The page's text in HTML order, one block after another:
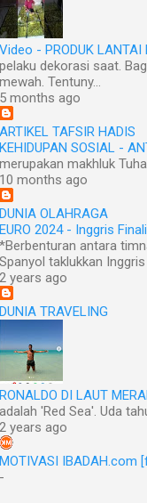
Video - PRODUK LANTAI
pelaku dekorasi saat.
mewah. Tentuny...
5 months ago
ARTIKEL TAFSIR HADIS
KEHIDUPAN SOSIAL -
merupakan makhluk
10 months ago
DUNIA OLAHRAGA
EURO 2024 - Inggris
*Berbenturan antara
Spanyol taklukkan Inggris
2 years ago
DUNIA TRAVELING
RONALDO DI LAUT
adalah 'Red Sea'. Uda
2 years ago
MOTIVASI IBADAH.com
-